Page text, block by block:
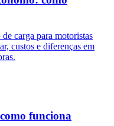
carga para motoristas
custos e diferenças em
funciona